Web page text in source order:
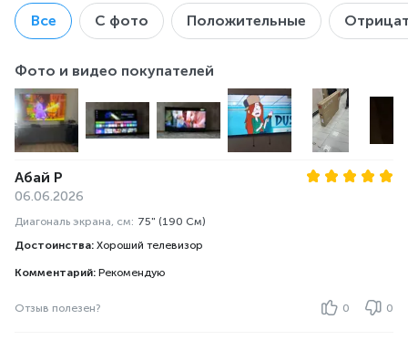
Все С фото Положительные
Фото и видео покупателей
Абай Р
06.06.2026
Диагональ экрана, см: 75" (190 См)
Достоинства: Хороший телевизор
Комментарий: Рекомендую
Отзыв полезен? 0 0